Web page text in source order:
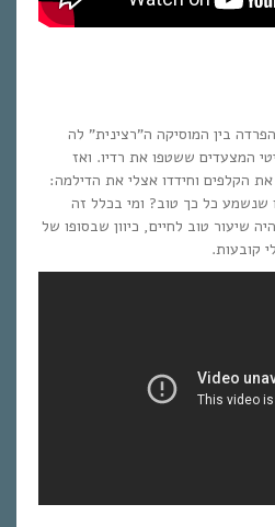
בין המוסיקה ה”רצינית” לה
המצעדים ששטפו את רדיו. ואז
הקלפים וחידדו אצלי את הדילמה:
כל כך טוב? ומי בכלל זה
שיעור טוב לחיים, כיוון שבסופו של
קובעות.